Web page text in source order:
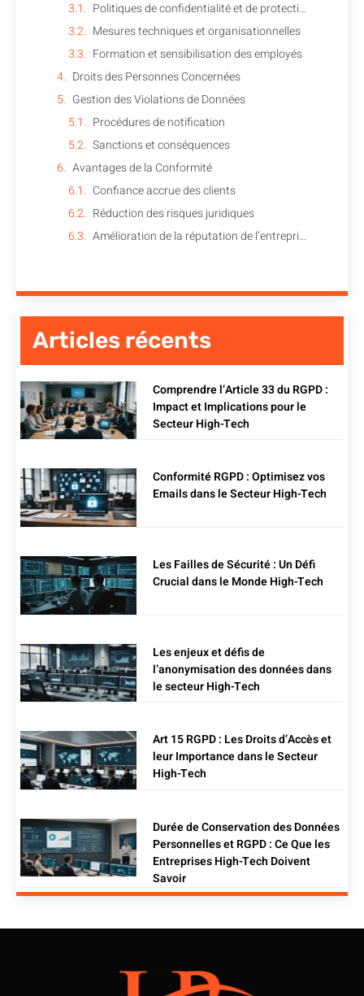
Politiques de confidentialité et de protection des données
Mesures techniques et organisationnelles
Formation et sensibilisation des employés
Droits des Personnes Concernées
Gestion des Violations de Données
Procédures de notification
Sanctions et conséquences
Avantages de la Conformité
Confiance accrue des clients
Réduction des risques juridiques
Amélioration de la réputation de l’entreprise
Articles récents
Comprendre l’Article 33 du RGPD :
Impact et Implications pour le
Secteur High-Tech
Conformité RGPD : Optimisez vos
Emails dans le Secteur High-Tech
Les Failles de Sécurité : Un Défi
Crucial dans le Monde High-Tech
Les enjeux et défis de
l’anonymisation des données dans
le secteur High-Tech
Art 15 RGPD : Les Droits d’Accès et
leur Importance dans le Secteur
High-Tech
Durée de Conservation des Données
Personnelles et RGPD : Ce Que les
Entreprises High-Tech Doivent
Savoir